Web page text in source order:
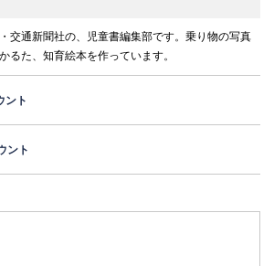
・交通新聞社の、児童書編集部です。乗り物の写真
るた、知育絵本を作っています。
ント
ント